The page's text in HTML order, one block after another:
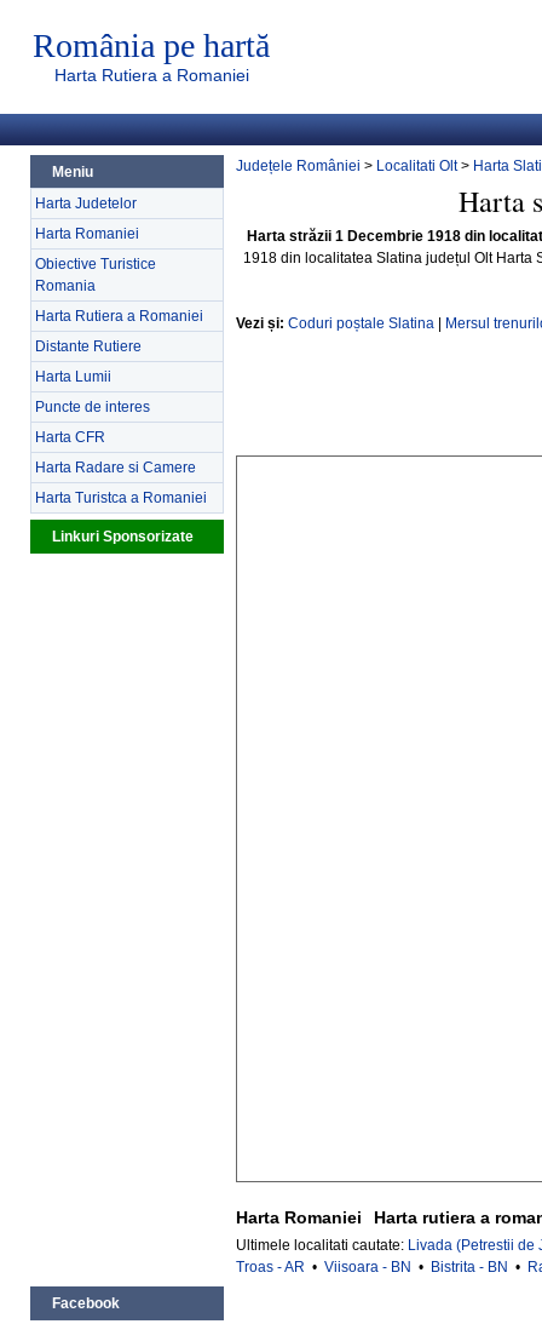
România pe hartă
Harta Rutiera a Romaniei
Meniu
Harta Judetelor
Harta Romaniei
Obiective Turistice
Romania
Harta Rutiera a Romaniei
Distante Rutiere
Harta Lumii
Puncte de interes
Harta CFR
Harta Radare si Camere
Harta Turistca a Romaniei
Linkuri Sponsorizate
Facebook
Județele României > Localitati Olt> Harta
Harta
Harta străzii 1 Decembrie 1918 din
1918 din localitatea Slatina județul Olt Harta
Vezi și: Coduri poștale Slatina Mersul
Harta Romaniei Harta rutiera a
Ultimele localitati cautate: Livada (Petrestii de
Troas - AR • Viisoara - BN • Bistrita - BN •